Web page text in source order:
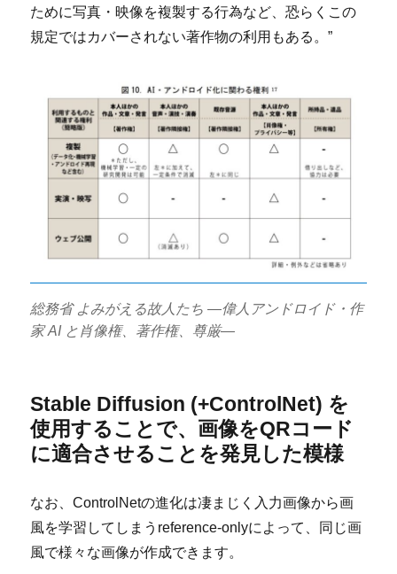
ために写真・映像を複製する行為など、恐らくこの
規定ではカバーされない著作物の利用もある。”
総務省 よみがえる故人たち ―偉人アンドロイド・作
家 AI と肖像権、著作権、尊厳―
Stable Diffusion (+ControlNet) を
使用することで、画像をQRコード
に適合させることを発見した模様
なお、ControlNetの進化は凄まじく入力画像から画
風を学習してしまうreference-onlyによって、同じ画
風で様々な画像が作成できます。